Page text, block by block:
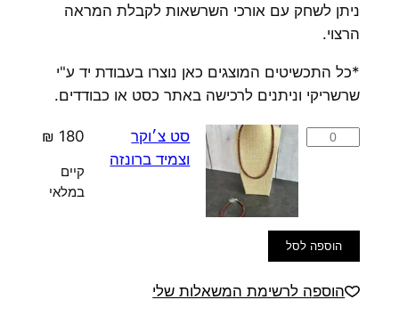
ניתן לשחק עם אורכי השרשאות לקבלת המראה
הרצוי.
*כל התכשיטים המוצגים כאן נוצרו בעבודת יד ע"י
שרשריקי וניתנים לרכישה באתר כסט או כבודדים.
כמות
וצמיד
ברונזה
סט צ׳וקר
וצמיד ברונזה
₪ 180
קיים
במלאי
הוספה לסל
הוספה לרשימת המשאלות שלי